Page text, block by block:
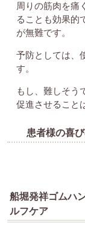
周りの筋肉を痛
ることも効果的
が無難です。
予防としては、
す。
もし、難しそう
促進させること
患者様の喜
船堀発祥ゴムハ
ルフケア